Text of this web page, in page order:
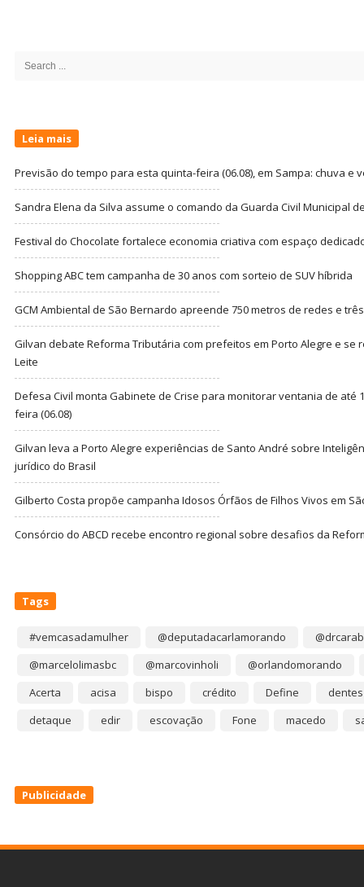
Search
Leia mais
Previsão do tempo para esta quinta-feira (06.08), em Sampa: chuva e
Sandra Elena da Silva assume o comando da Guarda Civil Municipal
Festival do Chocolate fortalece economia criativa com espaço
Shopping ABC tem campanha de 30 anos com sorteio de SUV híbrida
GCM Ambiental de São Bernardo apreende 750 metros de redes e
Gilvan debate Reforma Tributária com prefeitos em Porto Alegre e se
Leite
Defesa Civil monta Gabinete de Crise para monitorar ventania de até
feira (06.08)
Gilvan leva a Porto Alegre experiências de Santo André sobre
jurídico do Brasil
Gilberto Costa propõe campanha Idosos Órfãos de Filhos Vivos em
Consórcio do ABCD recebe encontro regional sobre desafios da
Tags
#vemcasadamulher @deputadacarlamorando
@marcelolimasbc
@marcovinholi
@orlandomorando
Acerta
acisa bispo crédito Define
dentes
detaque
edir escovação Fone macedo
Publicidade